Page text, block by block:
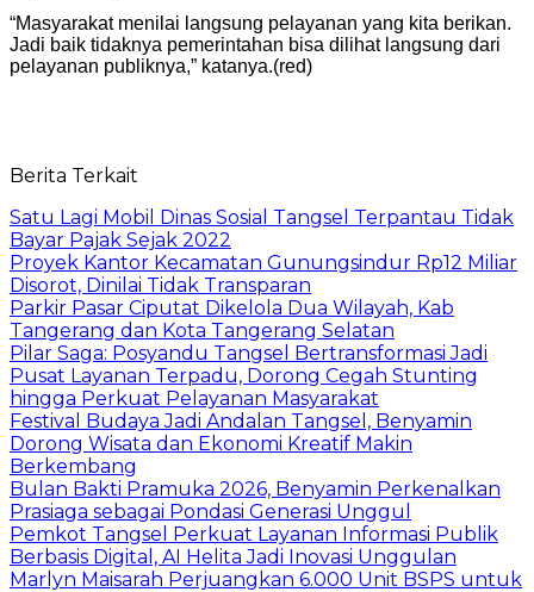
“Masyarakat menilai langsung pelayanan yang kita berikan.
Jadi baik tidaknya pemerintahan bisa dilihat langsung dari
pelayanan publiknya,” katanya.(red)
Berita Terkait
Satu Lagi Mobil Dinas Sosial Tangsel Terpantau Tidak
Bayar Pajak Sejak 2022
Proyek Kantor Kecamatan Gunungsindur Rp12 Miliar
Disorot, Dinilai Tidak Transparan
Parkir Pasar Ciputat Dikelola Dua Wilayah, Kab
Tangerang dan Kota Tangerang Selatan
Pilar Saga: Posyandu Tangsel Bertransformasi Jadi
Pusat Layanan Terpadu, Dorong Cegah Stunting
hingga Perkuat Pelayanan Masyarakat
Festival Budaya Jadi Andalan Tangsel, Benyamin
Dorong Wisata dan Ekonomi Kreatif Makin
Berkembang
Bulan Bakti Pramuka 2026, Benyamin Perkenalkan
Prasiaga sebagai Pondasi Generasi Unggul
Pemkot Tangsel Perkuat Layanan Informasi Publik
Berbasis Digital, AI Helita Jadi Inovasi Unggulan
Marlyn Maisarah Perjuangkan 6.000 Unit BSPS untuk